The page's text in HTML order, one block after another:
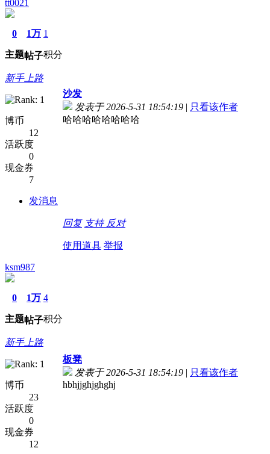
tt0021
0
主题
1万
帖子
1
积分
新手上路
博币
12
活跃度
0
现金券
7
发消息
沙发
发表于 2026-5-31 18:54:19 | 只看该作者
哈哈哈哈哈哈哈哈
回复 支持 反对
使用道具 举报
ksm987
0
主题
1万
帖子
4
积分
新手上路
博币
23
活跃度
0
现金券
12
板凳
发表于 2026-5-31 18:54:19 | 只看该作者
hbhjjghjghghj